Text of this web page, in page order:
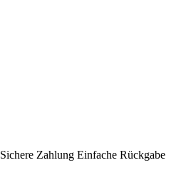
Sichere Zahlung Einfache Rückgabe